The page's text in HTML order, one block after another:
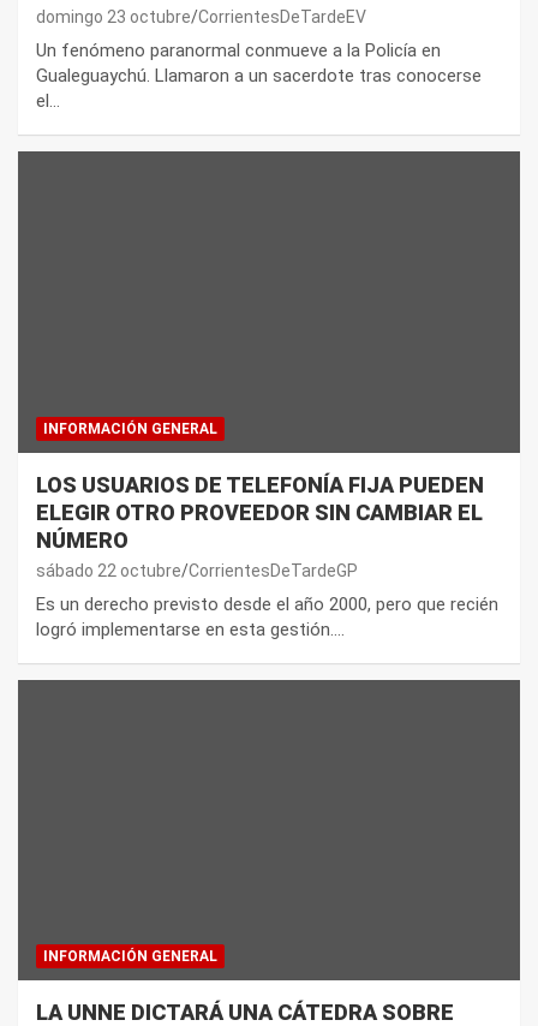
domingo 23 octubre CorrientesDeTardeEV
Un fenómeno paranormal conmueve a la Policía en
Gualeguaychú. Llamaron a un sacerdote tras conocerse
el…
INFORMACIÓN GENERAL
LOS USUARIOS DE TELEFONÍA FIJA PUEDEN
ELEGIR OTRO PROVEEDOR SIN CAMBIAR EL
NÚMERO
sábado 22 octubre CorrientesDeTardeGP
Es un derecho previsto desde el año 2000, pero que recién
logró implementarse en esta gestión.…
INFORMACIÓN GENERAL
LA UNNE DICTARÁ UNA CÁTEDRA SOBRE